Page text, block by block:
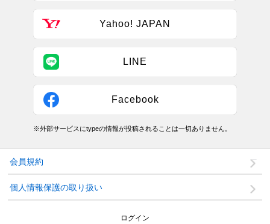
Yahoo! JAPAN
LINE
Facebook
※外部サービスにtypeの情報が投稿されることは一切ありません。
会員規約
個人情報保護の取り扱い
ログイン